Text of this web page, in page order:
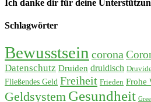
Ich danke dir für deine
Schlagwörter
Bewusstsein corona
Datenschutz Druiden druidisch
Fließendes Geld Freiheit Frieden Frohe
Geldsystem Gesundheit